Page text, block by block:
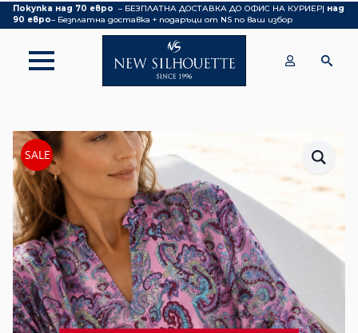
Покупка над 70 евро – БЕЗПЛАТНА ДОСТАВКА ДО ОФИС НА КУРИЕР| над
90 евро– Безплатна доставка + подаръци от NS по ваш избор
SALE